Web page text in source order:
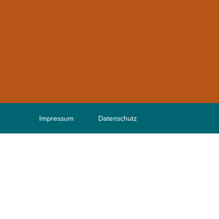
Impressum Datenschutz